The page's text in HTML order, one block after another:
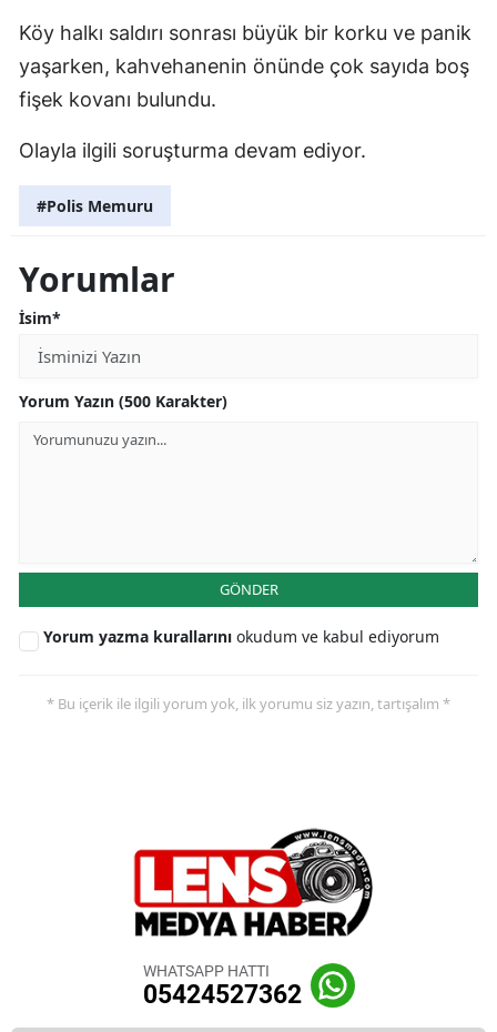
Köy halkı saldırı sonrası büyük bir korku ve panik
yaşarken, kahvehanenin önünde çok sayıda boş
fişek kovanı bulundu.
Olayla ilgili soruşturma devam ediyor.
#Polis Memuru
Yorumlar
İsim*
Yorum Yazın (500 Karakter)
GÖNDER
Yorum yazma kurallarını okudum ve kabul ediyorum
* Bu içerik ile ilgili yorum yok, ilk yorumu siz yazın, tartışalım *
WHATSAPP HATTI
05424527362